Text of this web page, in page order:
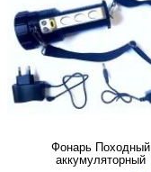
Фонарь Походный
аккумуляторный